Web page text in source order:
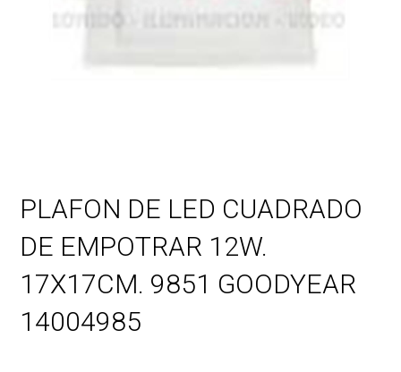
PLAFON DE LED CUADRADO
DE EMPOTRAR 12W.
17X17CM. 9851 GOODYEAR
14004985